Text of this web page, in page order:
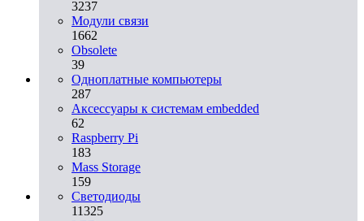
3237
Модули связи
1662
Obsolete
39
Одноплатные компьютеры
287
Аксессуары к системам embedded
62
Raspberry Pi
183
Mass Storage
159
Светодиоды
11325